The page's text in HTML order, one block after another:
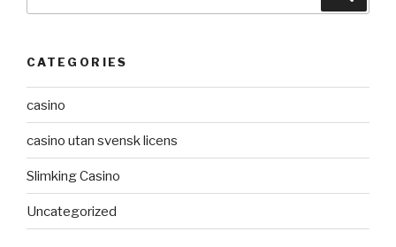
CATEGORIES
casino
casino utan svensk licens
Slimking Casino
Uncategorized